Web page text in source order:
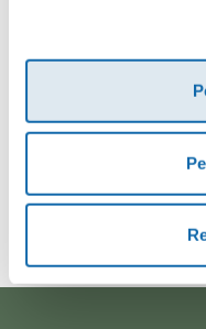
Envía tu opinión